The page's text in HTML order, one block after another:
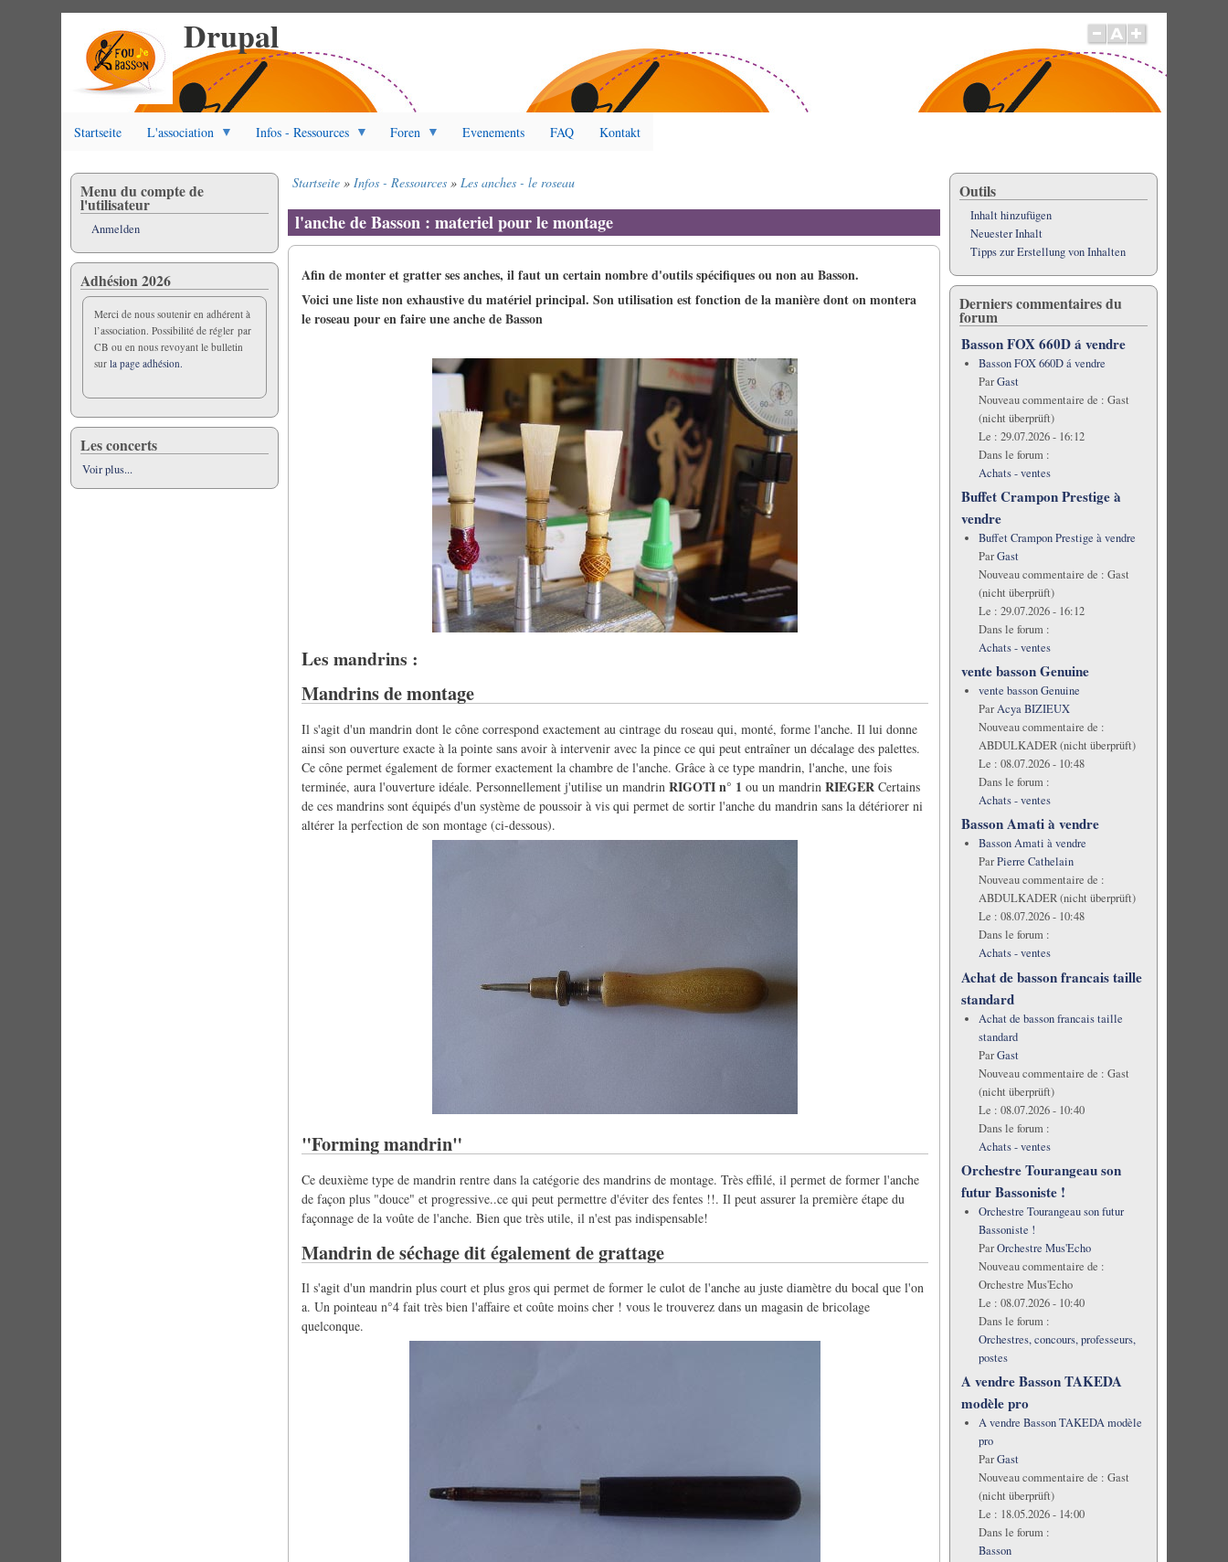
Drupal
Startseite L'association Infos - Ressources Foren Evenements FAQ Kontakt
Startseite Infos - Ressources Les anches - le roseau
l'anche de Basson : materiel pour le montage
Afin de monter et gratter ses anches, il faut un certain nombre d'outils spécifiques ou non au Basson.
Voici une liste non exhaustive du matériel principal. Son utilisation est fonction de la manière dont on montera
le roseau pour en faire une anche de Basson
Les mandrins :
Mandrins de montage
Il s'agit d'un mandrin dont le cône correspond exactement au cintrage du roseau qui, monté, forme l'anche. Il lui donne
ainsi son ouverture exacte à la pointe sans avoir à intervenir avec la pince ce qui peut entraîner un décalage des palettes.
Ce cône permet également de former exactement la chambre de l'anche. Grâce à ce type mandrin, l'anche, une fois
terminée, aura l'ouverture idéale. Personnellement j'utilise un mandrinRIGOTI n° 1 ou un mandrinRIEGER Certains
de ces mandrins sont équipés d'un système de poussoir à vis qui permet de sortir l'anche du mandrin sans la détériorer ni
altérer la perfection de son montage (ci-dessous).
"Forming mandrin"
Ce deuxième type de mandrin rentre dans la catégorie des mandrins de montage. Très effilé, il permet de former l'anche
de façon plus "douce" et progressive..ce qui peut permettre d'éviter des fentes !!. Il peut assurer la première étape du
façonnage de la voûte de l'anche. Bien que très utile, il n'est pas indispensable!
Mandrin de séchage dit également de grattage
Il s'agit d'un mandrin plus court et plus gros qui permet de former le culot de l'anche au juste diamètre du bocal que l'on
a. Un pointeau n°4 fait très bien l'affaire et coûte moins cher ! vous le trouverez dans un magasin de bricolage
quelconque.
Menu du compte de
l'utilisateur
Anmelden
Adhésion 2026
Merci de nous soutenir en adhérent à
l’association. Possibilité de régler par
CB ou en nous revoyant le bulletin
surla page adhésion.
Les concerts
Voir plus...
Outils
Inhalt hinzufügen
Neuester Inhalt
Tipps zur Erstellung von Inhalten
Derniers commentaires du
forum
Basson FOX 660D á vendre
Basson FOX 660D á vendre
ParGast
Nouveau commentaire de : Gast
(nicht überprüft)
Le : 29.07.2026 - 16:12
Dans le forum :
Achats - ventes
Buffet Crampon Prestige à
vendre
Buffet Crampon Prestige à vendre
ParGast
Nouveau commentaire de : Gast
(nicht überprüft)
Le : 29.07.2026 - 16:12
Dans le forum :
Achats - ventes
vente basson Genuine
vente basson Genuine
ParAcya BIZIEUX
Nouveau commentaire de :
ABDULKADER (nicht überprüft)
Le : 08.07.2026 - 10:48
Dans le forum :
Achats - ventes
Basson Amati à vendre
Basson Amati à vendre
ParPierre Cathelain
Nouveau commentaire de :
ABDULKADER (nicht überprüft)
Le : 08.07.2026 - 10:48
Dans le forum :
Achats - ventes
Achat de basson francais taille
standard
Achat de basson francais taille
standard
ParGast
Nouveau commentaire de : Gast
(nicht überprüft)
Le : 08.07.2026 - 10:40
Dans le forum :
Achats - ventes
Orchestre Tourangeau son
futur Bassoniste !
Orchestre Tourangeau son futur
Bassoniste !
ParOrchestre Mus'Echo
Nouveau commentaire de :
Orchestre Mus'Echo
Le : 08.07.2026 - 10:40
Dans le forum :
Orchestres, concours, professeurs,
postes
A vendre Basson TAKEDA
modèle pro
A vendre Basson TAKEDA modèle
pro
ParGast
Nouveau commentaire de : Gast
(nicht überprüft)
Le : 18.05.2026 - 14:00
Dans le forum :
Basson